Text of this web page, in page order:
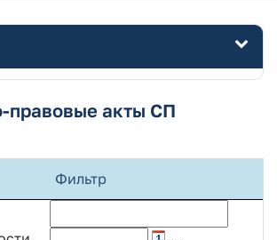
правовые акты СП
Фильтр